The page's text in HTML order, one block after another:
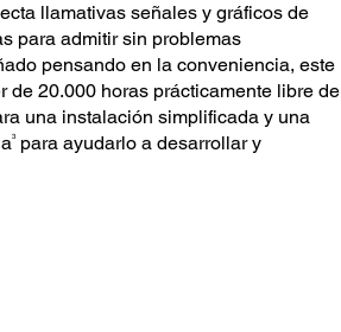
llamativas señales y gráficos de
para admitir sin problemas
pensando en la conveniencia, este
20.000 horas prácticamente libre de
una instalación simplificada y una
3para ayudarlo a desarrollar y